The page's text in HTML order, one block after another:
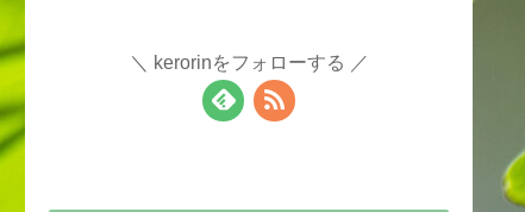
kerorinをフォローする